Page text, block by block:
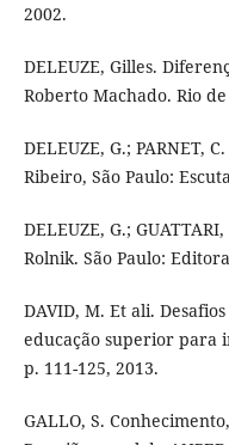
2002.
DELEUZE, Gilles.
Roberto Machado. Rio
DELEUZE, G.; PARNET,
Ribeiro, São Paulo:
DELEUZE, G.;
Rolnik. São Paulo:
DAVID, M. Et ali.
educação superior para
p. 111-125, 2013.
GALLO, S.